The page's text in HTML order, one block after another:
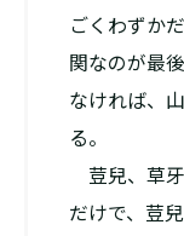
ごくわずか
関なのが最
なければ、
る。
荳兒、草
だけで、荳